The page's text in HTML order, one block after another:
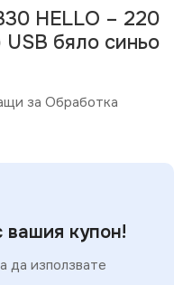
HELLO – 220
USB бяло синьо
за Обработка
вашия купон!
да използвате